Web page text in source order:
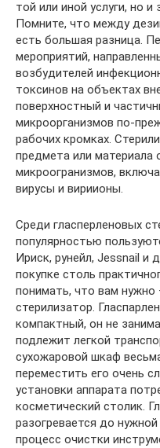
той или иной услуги, но
Помните, что между
есть большая разница.
мероприятий,
возбудителей
токсинов на объектах
поверхностный и
микроорганизмов по-
рабочих кромках.
предмета или материала
микроогранизмов,
вирусы и вириионы.
Среди гласперленовых
популярностью
Ириск, рунейл, Jessnail и
покупке столь
понимать, что вам
стерилизатор.
компактный, он не
подлежит легкой
сухожаровой шкаф
переместить его очень
установки аппарата
косметический столик.
разогревается до
процесс очистки